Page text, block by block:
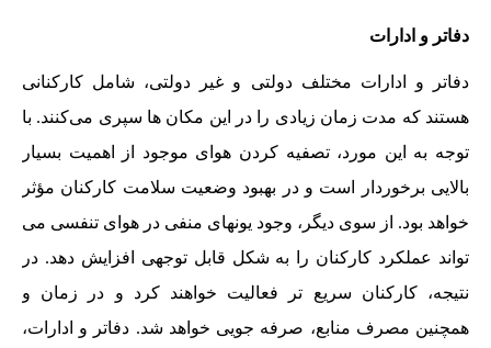
دفاتر و ادارات
دفاتر و ادارات مختلف دولتی و غیر دولتی، شامل کارکنانی
هستند که مدت زمان زیادی را در این مکان ها سپری می‌کنند. با
توجه به این مورد، تصفیه کردن هوای موجود از اهمیت بسیار
بالایی برخوردار است و در بهبود وضعیت سلامت کارکنان مؤثر
خواهد بود. از سوی دیگر، وجود یونهای منفی در هوای تنفسی می
تواند عملکرد کارکنان را به شکل قابل توجهی افزایش دهد. در
نتیجه، کارکنان سریع تر فعالیت خواهند کرد و در زمان و
همچنین مصرف منابع، صرفه جویی خواهد شد. دفاتر و ادارات،